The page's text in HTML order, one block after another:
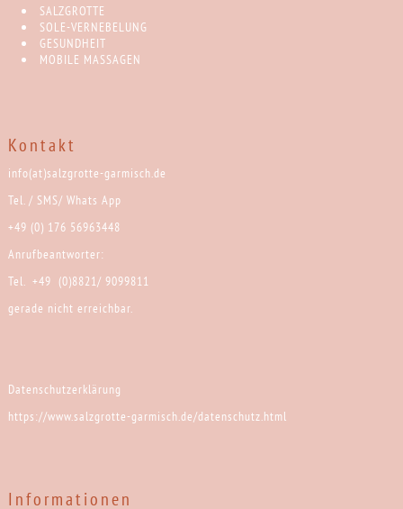
SALZGROTTE
SOLE-VERNEBELUNG
GESUNDHEIT
MOBILE MASSAGEN
Kontakt
info(at)salzgrotte-garmisch.de
Tel. / SMS/ Whats App
+49 (0) 176 56963448
Anrufbeantworter:
Tel. +49 (0)8821/ 9099811
gerade nicht erreichbar.
Datenschutzerklärung
https://www.salzgrotte-garmisch.de/datenschutz.html
Informationen